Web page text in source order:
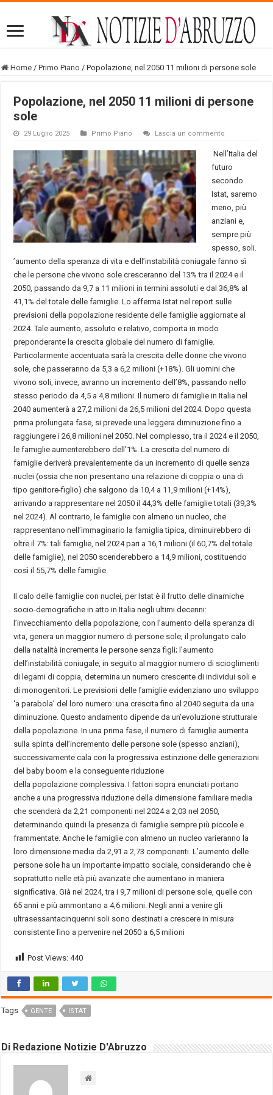
Home / Primo Piano / Popolazione, nel 2050 11 milioni di persone sole
Popolazione, nel 2050 11 milioni di persone
sole
29 Luglio 2025 Primo Piano Lascia un commento
Nell’Italia del
futuro
secondo
Istat, saremo
meno, più
anziani e,
sempre più
spesso, soli.
’aumento della speranza di vita e dell’instabilità coniugale fanno sì
che le persone che vivono sole cresceranno del 13% tra il 2024 e il
2050, passando da 9,7 a 11 milioni in termini assoluti e dal 36,8% al
41,1% del totale delle famiglie. Lo afferma Istat nel report sulle
previsioni della popolazione residente delle famiglie aggiornate al
2024. Tale aumento, assoluto e relativo, comporta in modo
preponderante la crescita globale del numero di famiglie.
Particolarmente accentuata sarà la crescita delle donne che vivono
sole, che passeranno da 5,3 a 6,2 milioni (+18%). Gli uomini che
vivono soli, invece, avranno un incremento dell’8%, passando nello
stesso periodo da 4,5 a 4,8 milioni. Il numero di famiglie in Italia nel
2040 aumenterà a 27,2 milioni da 26,5 milioni del 2024. Dopo questa
prima prolungata fase, si prevede una leggera diminuzione fino a
raggiungere i 26,8 milioni nel 2050. Nel complesso, tra il 2024 e il 2050,
le famiglie aumenterebbero dell’1%. La crescita del numero di
famiglie deriverà prevalentemente da un incremento di quelle senza
nuclei (ossia che non presentano una relazione di coppia o una di
tipo genitore-figlio) che salgono da 10,4 a 11,9 milioni (+14%),
arrivando a rappresentare nel 2050 il 44,3% delle famiglie totali (39,3%
nel 2024). Al contrario, le famiglie con almeno un nucleo, che
rappresentano nell’immaginario la famiglia tipica, diminuirebbero di
oltre il 7%: tali famiglie, nel 2024 pari a 16,1 milioni (il 60,7% del totale
delle famiglie), nel 2050 scenderebbero a 14,9 milioni, costituendo
così il 55,7% delle famiglie.
Il calo delle famiglie con nuclei, per Istat è il frutto delle dinamiche
socio-demografiche in atto in Italia negli ultimi decenni:
l’invecchiamento della popolazione, con l’aumento della speranza di
vita, genera un maggior numero di persone sole; il prolungato calo
della natalità incrementa le persone senza figli; l’aumento
dell’instabilità coniugale, in seguito al maggior numero di scioglimenti
di legami di coppia, determina un numero crescente di individui soli e
di monogenitori. Le previsioni delle famiglie evidenziano uno sviluppo
‘a parabola’ del loro numero: una crescita fino al 2040 seguita da una
diminuzione. Questo andamento dipende da un’evoluzione strutturale
della popolazione. In una prima fase, il numero di famiglie aumenta
sulla spinta dell’incremento delle persone sole (spesso anziani),
successivamente cala con la progressiva estinzione delle generazioni
del baby boom e la conseguente riduzione
della popolazione complessiva. I fattori sopra enunciati portano
anche a una progressiva riduzione della dimensione familiare media
che scenderà da 2,21 componenti nel 2024 a 2,03 nel 2050,
determinando quindi la presenza di famiglie sempre più piccole e
frammentate. Anche le famiglie con almeno un nucleo varieranno la
loro dimensione media da 2,91 a 2,73 componenti. L’aumento delle
persone sole ha un importante impatto sociale, considerando che è
soprattutto nelle età più avanzate che aumentano in maniera
significativa. Già nel 2024, tra i 9,7 milioni di persone sole, quelle con
65 anni e più ammontano a 4,6 milioni. Negli anni a venire gli
ultrasessantacinquenni soli sono destinati a crescere in misura
consistente fino a pervenire nel 2050 a 6,5 milioni
Post Views: 440
Tags GENTE ISTAT
Di Redazione Notizie D'Abruzzo